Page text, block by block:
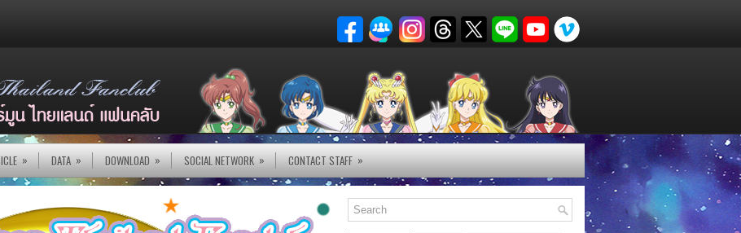
» DATA » DOWNLOAD » SOCIAL NETWORK » CONTACT STAFF »